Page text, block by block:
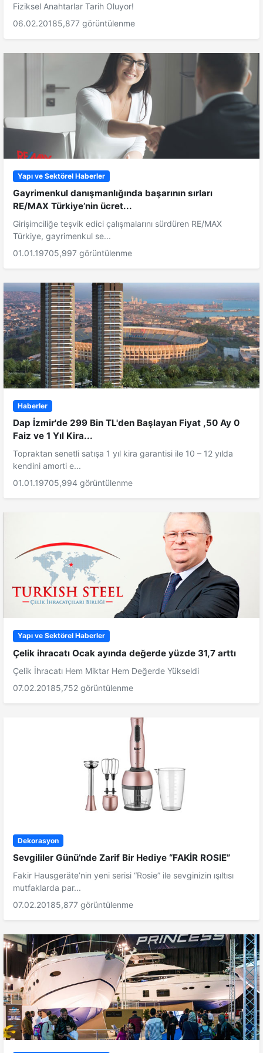
Fiziksel Anahtarlar Tarih Oluyor!
06.02.20185,877 görüntülenme
Yapı ve Sektörel Haberler
Gayrimenkul danışmanlığında başarının sırları
RE/MAX Türkiye’nin ücret...
Girişimciliğe teşvik edici çalışmalarını sürdüren RE/MAX
Türkiye, gayrimenkul se...
01.01.19705,997 görüntülenme
Haberler
Dap İzmir'de 299 Bin TL'den Başlayan Fiyat ,50 Ay 0
Faiz ve 1 Yıl Kira...
Topraktan senetli satışa 1 yıl kira garantisi ile 10 – 12 yılda
kendini amorti e...
01.01.19705,994 görüntülenme
Yapı ve Sektörel Haberler
Çelik ihracatı Ocak ayında değerde yüzde 31,7 arttı
Çelik İhracatı Hem Miktar Hem Değerde Yükseldi
07.02.20185,752 görüntülenme
Dekorasyon
Sevgililer Günü’nde Zarif Bir Hediye “FAKİR ROSIE”
Fakir Hausgeräte’nin yeni serisi “Rosie” ile sevginizin ışıltısı
mutfaklarda par...
07.02.20185,877 görüntülenme